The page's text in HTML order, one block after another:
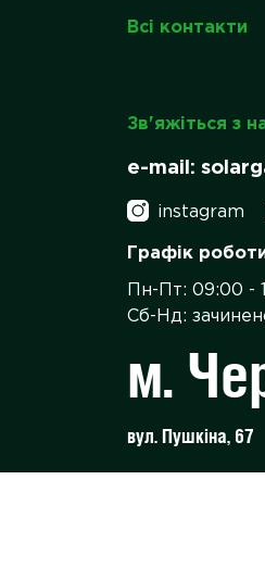
Всі контакти
Зв'яжіться з
e-mail:
instagram
Графік
Пн-Пт: 09:00 -
Сб-Нд:
м.
вул. Пушкіна, 67